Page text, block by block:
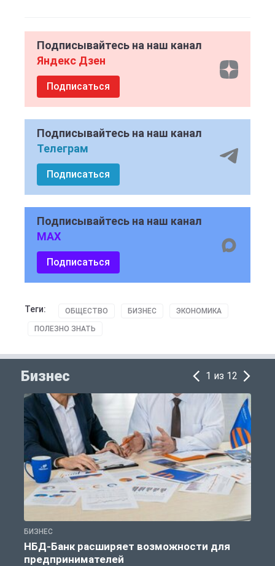
Подписывайтесь на наш канал
Яндекс Дзен
Подписаться
Подписывайтесь на наш канал
Телеграм
Подписаться
Подписывайтесь на наш канал
MAX
Подписаться
Теги: ОБЩЕСТВО БИЗНЕС ЭКОНОМИКА
ПОЛЕЗНО ЗНАТЬ
Бизнес 1 из 12
БИЗНЕС
НБД-Банк расширяет возможности для
предпринимателей